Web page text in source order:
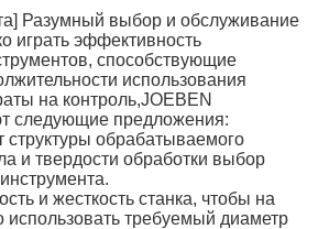
Разумный выбор и обслуживание
играть эффективность
способствующие
использования
на контроль,JOEBEN
следующие предложения:
структуры обрабатываемого
и твердости обработки выбор
и жесткость станка, чтобы на
требуемый диаметр